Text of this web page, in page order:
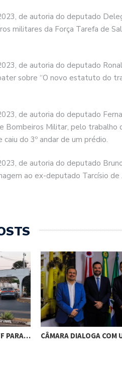
de autoria do deputado
militares da Força Tarefa de
de autoria do deputado
sobre “O novo estatuto do
de autoria do deputado
Bombeiros Militar, pelo
do 3º andar de um prédio.
de autoria do deputado
ao ex-deputado Tarcísio de
PARA… CÂMARA DIALOGA COM